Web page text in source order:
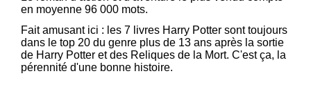
en moyenne 96 000 mots.
Fait amusant ici : les 7 livres Harry Potter sont toujours
dans le top 20 du genre plus de 13 ans après la sortie
de Harry Potter et des Reliques de la Mort. C'est ça, la
pérennité d'une bonne histoire.